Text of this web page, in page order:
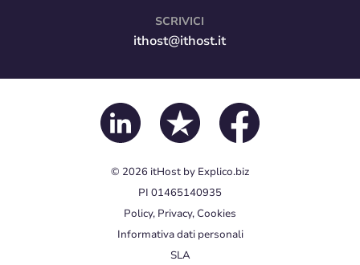
SCRIVICI
ithost@ithost.it
© 2026 itHost by Explico.biz
PI 01465140935
Policy, Privacy, Cookies
Informativa dati personali
SLA